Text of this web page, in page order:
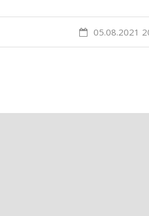
05.08.2021